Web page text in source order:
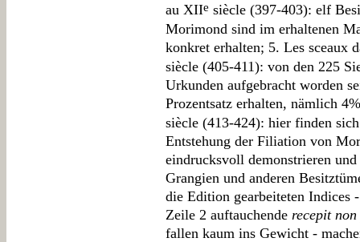
au XIIe siècle (397-403): elf
Morimond sind im erhaltenen
konkret erhalten; 5. Les sceaux
siècle (405-411): von den 225
Urkunden aufgebracht worden
Prozentsatz erhalten, nämlich
siècle (413-424): hier finden
Entstehung der Filiation von
eindrucksvoll demonstrieren
Grangien und anderen
die Edition gearbeiteten Indices
Zeile 2 auftauchende recepit
fallen kaum ins Gewicht -